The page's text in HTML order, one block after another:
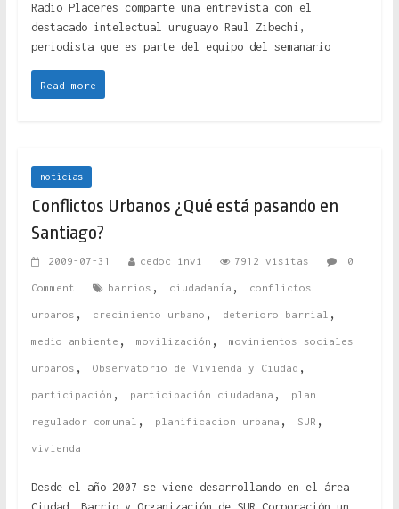
Radio Placeres comparte una entrevista con el
destacado intelectual uruguayo Raul Zibechi,
periodista que es parte del equipo del semanario
Read more
noticias
Conflictos Urbanos ¿Qué está pasando en
Santiago?
2009-07-31 cedoc invi 7912 visitas 0
Comment barrios , ciudadanía , conflictos
urbanos , crecimiento urbano , deterioro barrial ,
medio ambiente , movilización , movimientos sociales
urbanos , Observatorio de Vivienda y Ciudad ,
participación , participación ciudadana , plan
regulador comunal , planificacion urbana , SUR ,
vivienda
Desde el año 2007 se viene desarrollando en el área